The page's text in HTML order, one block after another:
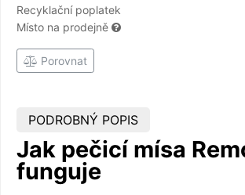
Recyklační poplatek
Místo na prodejně
Porovnat
PODROBNÝ POPIS
Jak pečicí mísa
funguje